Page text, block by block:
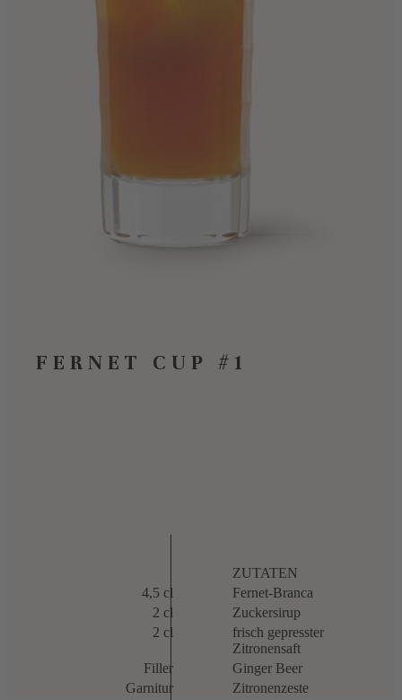
FERNET CUP #1
ZUTATEN
4,5 cl
Fernet-Branca
2 cl
Zuckersirup
2 cl
frisch gepresster
Zitronensaft
Filler
Ginger Beer
Garnitur
Zitronenzeste